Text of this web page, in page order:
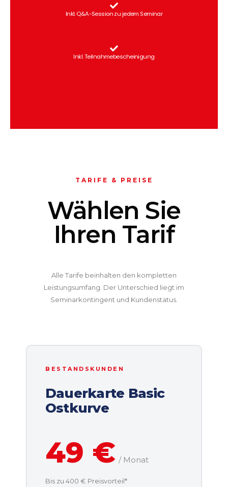
Inkl. Q&A-Session zu jedem Seminar
Inkl. Teilnahmebescheinigung
TARIFE & PREISE
Wählen Sie
Ihren Tarif
Alle Tarife beinhalten den kompletten
Leistungsumfang. Der Unterschied liegt im
Seminarkontingent und Kundenstatus.
BESTANDSKUNDEN
Dauerkarte Basic
Ostkurve
49 € / Monat
Bis zu 400 € Preisvorteil*